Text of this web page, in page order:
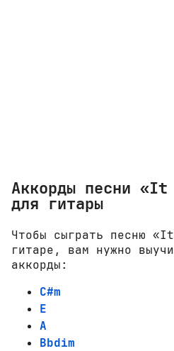
Аккорды песни
для гитары
Чтобы сыграть песню
гитаре, вам нужно
аккорды:
C#m
E
A
Bbdim